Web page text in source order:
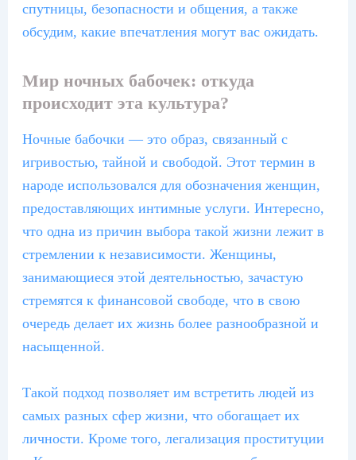
спутницы, безопасности и общения, а также
обсудим, какие впечатления могут вас ожидать.
Мир ночных бабочек: откуда
происходит эта культура?
Ночные бабочки — это образ, связанный с
игривостью, тайной и свободой. Этот термин в
народе использовался для обозначения женщин,
предоставляющих интимные услуги. Интересно,
что одна из причин выбора такой жизни лежит в
стремлении к независимости. Женщины,
занимающиеся этой деятельностью, зачастую
стремятся к финансовой свободе, что в свою
очередь делает их жизнь более разнообразной и
насыщенной.
Такой подход позволяет им встретить людей из
самых разных сфер жизни, что обогащает их
личности. Кроме того, легализация проституции